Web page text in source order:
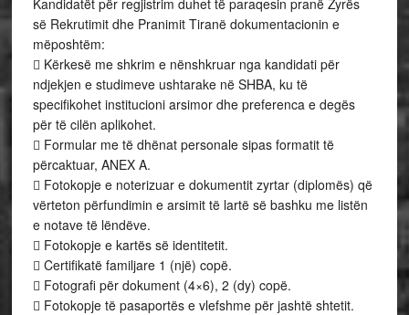
Kandidatët për regjistrim duhet të paraqesin pranë Zyrës
së Rekrutimit dhe Pranimit Tiranë dokumentacionin e
mëposhtëm:
 Kërkesë me shkrim e nënshkruar nga kandidati për
ndjekjen e studimeve ushtarake në SHBA, ku të
specifikohet institucioni arsimor dhe preferenca e degës
për të cilën aplikohet.
 Formular me të dhënat personale sipas formatit të
përcaktuar, ANEX A.
 Fotokopje e noterizuar e dokumentit zyrtar (diplomës) që
vërteton përfundimin e arsimit të lartë së bashku me listën
e notave të lëndëve.
 Fotokopje e kartës së identitetit.
 Certifikatë familjare 1 (një) copë.
 Fotografi për dokument (4×6), 2 (dy) copë.
 Fotokopje të pasaportës e vlefshme për jashtë shtetit.